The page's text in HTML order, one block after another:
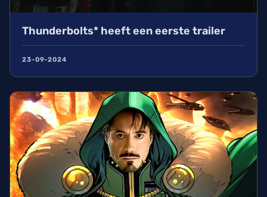
Thunderbolts* heeft een eerste trailer
23-09-2024